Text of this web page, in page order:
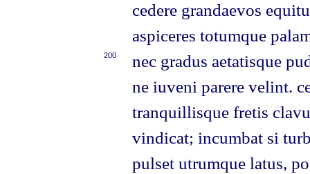
cedere grandaevos
aspiceres totumque
200
nec gradus aetatisque
ne iuveni parere velint.
tranquillisque fretis
vindicat; incumbat si
pulset utrumque latus,